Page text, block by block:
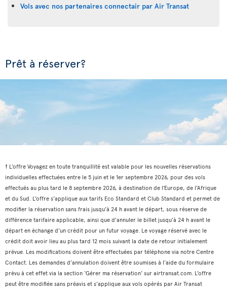
Vols avec nos partenaires connectair par Air Transat
Prêt à réserver?
† L’offre Voyagez en toute tranquillité est valable pour les nouvelles réservations
individuelles effectuées entre le 5 juin et le 1er septembre 2026, pour des vols
effectués au plus tard le 8 septembre 2026, à destination de l’Europe, de l’Afrique
et du Sud. L’offre s’applique aux tarifs Eco Standard et Club Standard et permet de
modifier la réservation sans frais jusqu’à 24 h avant le départ, sous réserve de
différence tarifaire applicable, ainsi que d’annuler le billet jusqu’à 24 h avant le
départ en échange d’un crédit pour un futur voyage. Le voyage réservé avec le
crédit doit avoir lieu au plus tard 12 mois suivant la date de retour initialement
prévue. Les modifications doivent être effectuées par téléphone via notre Centre
Contact. Les demandes d’annulation doivent être soumises à l’aide du formulaire
prévu à cet effet via la section ‘Gérer ma réservation’ sur airtransat.com. L’offre
peut être modifiée sans préavis et s’applique aux vols opérés par Air Transat